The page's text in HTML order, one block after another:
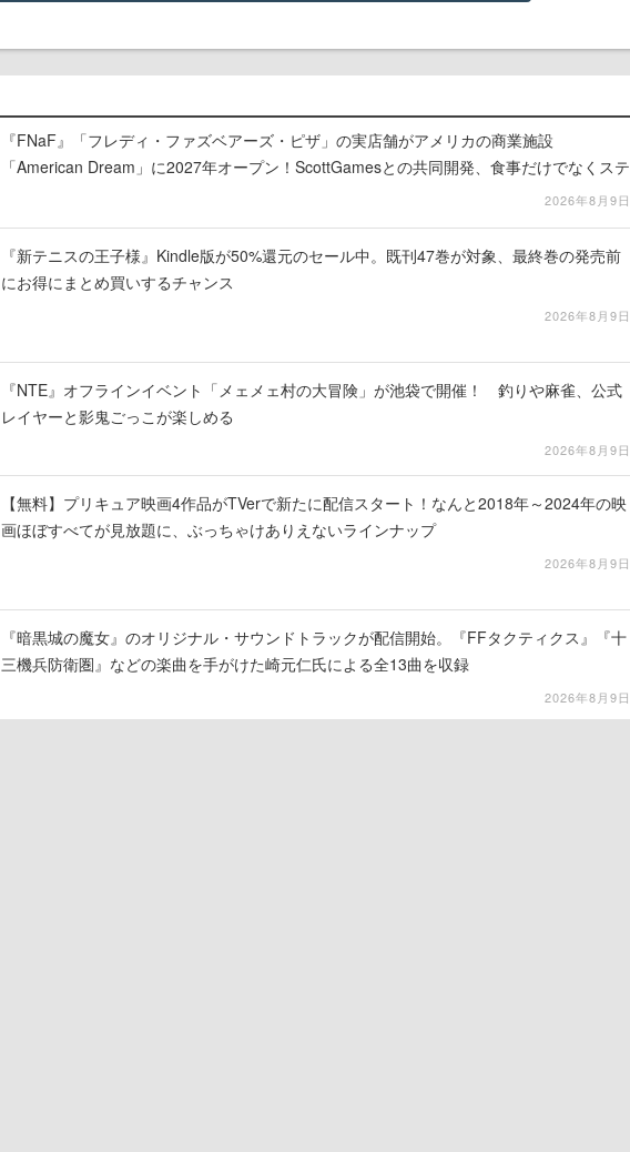
『FNaF』「フレディ・ファズベアーズ・ピザ」の実店舗がアメリカの商業施設
「American Dream」に2027年オープン！ScottGamesとの共同開発、食事だけでなくステ
2026年8月9日
『新テニスの王子様』Kindle版が50%還元のセール中。既刊47巻が対象、最終巻の発売前
にお得にまとめ買いするチャンス
2026年8月9日
『NTE』オフラインイベント「メェメェ村の大冒険」が池袋で開催！ 釣りや麻雀、公式
レイヤーと影鬼ごっこが楽しめる
2026年8月9日
【無料】プリキュア映画4作品がTVerで新たに配信スタート！なんと2018年～2024年の映
画ほぼすべてが見放題に、ぶっちゃけありえないラインナップ
2026年8月9日
『暗黒城の魔女』のオリジナル・サウンドトラックが配信開始。『FFタクティクス』『十
三機兵防衛圏』などの楽曲を手がけた崎元仁氏による全13曲を収録
2026年8月9日